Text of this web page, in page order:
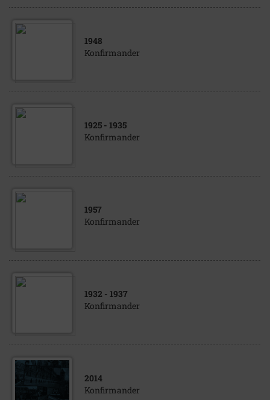
1948
Konfirmander
1925 - 1935
Konfirmander
1957
Konfirmander
1932 - 1937
Konfirmander
2014
Konfirmander